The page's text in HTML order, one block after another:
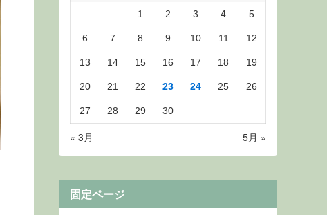
1 2 3 4 5
6 7 8 9 10 11 12
13 14 15 16 17 18 19
20 21 22 23 24 25 26
27 28 29 30
« 3月 5月 »
固定ページ